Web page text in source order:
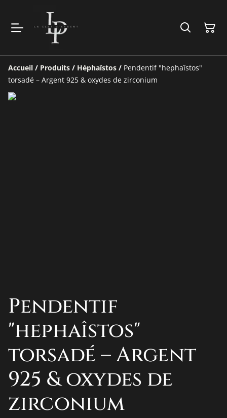
Accueil / Produits / Héphaïstos / Pendentif "hephaîstos"
torsadé – Argent 925 & oxydes de zirconium
Pendentif
"hephaîstos"
torsadé – Argent
925 & oxydes de
zirconium